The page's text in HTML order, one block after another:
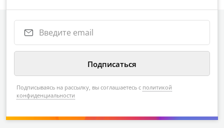
Подписываясь на рассылку, вы соглашаетесь с политикой
конфиденциальности